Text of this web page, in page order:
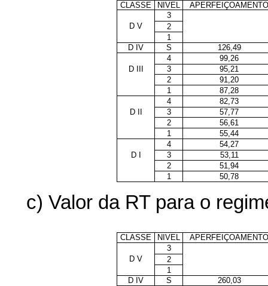
CLASSE NIVEL
APERFEIÇOAMENTO
3
D V
2
1
D IV
S
126,49
4
99,26
D III
3
95,21
2
91,20
1
87,28
4
82,73
D II
3
57,77
2
56,61
1
55,44
4
54,27
D I
3
53,11
2
51,94
1
50,78
c) Valor da RT para o
CLASSE NIVEL
APERFEIÇOAMENTO
3
D V
2
1
D IV
S
260,03